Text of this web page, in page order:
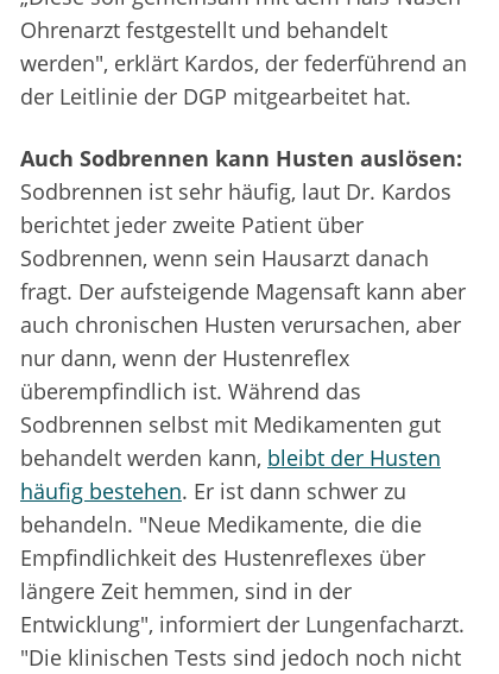
Ohrenarzt festgestellt und behandelt
werden", erklärt Kardos, der federführend an
der Leitlinie der DGP mitgearbeitet hat.
Auch Sodbrennen kann Husten auslösen:
Sodbrennen ist sehr häufig, laut Dr. Kardos
berichtet jeder zweite Patient über
Sodbrennen, wenn sein Hausarzt danach
fragt. Der aufsteigende Magensaft kann aber
auch chronischen Husten verursachen, aber
nur dann, wenn der Hustenreflex
überempfindlich ist. Während das
Sodbrennen selbst mit Medikamenten gut
behandelt werden kann, bleibt der Husten
häufig bestehen. Er ist dann schwer zu
behandeln. "Neue Medikamente, die die
Empfindlichkeit des Hustenreflexes über
längere Zeit hemmen, sind in der
Entwicklung", informiert der Lungenfacharzt.
"Die klinischen Tests sind jedoch noch nicht